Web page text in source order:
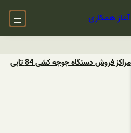
آغاز همکاری
مراکز فروش دستگاه جوجه کشی 84 تایی